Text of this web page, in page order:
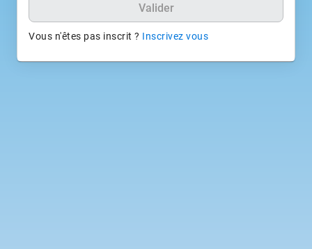
Valider
Vous n'êtes pas inscrit ? Inscrivez vous